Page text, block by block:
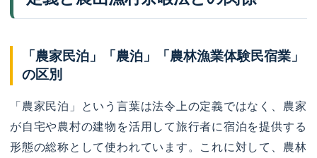
「農家民泊」「農泊」「農林漁業体験民宿業」
の区別
「農家民泊」という言葉は法令上の定義ではなく、農家
が自宅や農村の建物を活用して旅行者に宿泊を提供する
形態の総称として使われています。これに対して、農林